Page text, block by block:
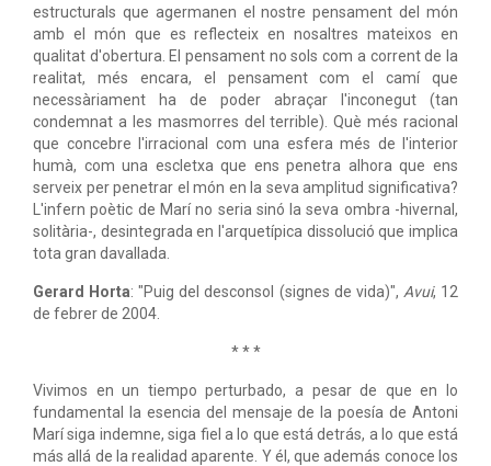
estructurals que agermanen el nostre pensament del món
amb el món que es reflecteix en nosaltres mateixos en
qualitat d'obertura. El pensament no sols com a corrent de la
realitat, més encara, el pensament com el camí que
necessàriament ha de poder abraçar l'inconegut (tan
condemnat a les masmorres del terrible). Què més racional
que concebre l'irracional com una esfera més de l'interior
humà, com una escletxa que ens penetra alhora que ens
serveix per penetrar el món en la seva amplitud significativa?
L'infern poètic de Marí no seria sinó la seva ombra -hivernal,
solitària-, desintegrada en l'arquetípica dissolució que implica
tota gran davallada.
Gerard Horta: "Puig del desconsol (signes de vida)", Avui, 12
de febrer de 2004.
* * *
Vivimos en un tiempo perturbado, a pesar de que en lo
fundamental la esencia del mensaje de la poesía de Antoni
Marí siga indemne, siga fiel a lo que está detrás, a lo que está
más allá de la realidad aparente. Y él, que además conoce los